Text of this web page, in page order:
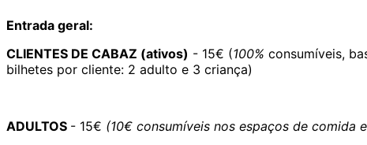
Entrada geral:
CLIENTES DE CABAZ (ativos) - 15€ (100% consumíveis,
bilhetes por cliente: 2 adulto e 3 criança)
ADULTOS - 15€ (10€ consumíveis nos espaços de comida